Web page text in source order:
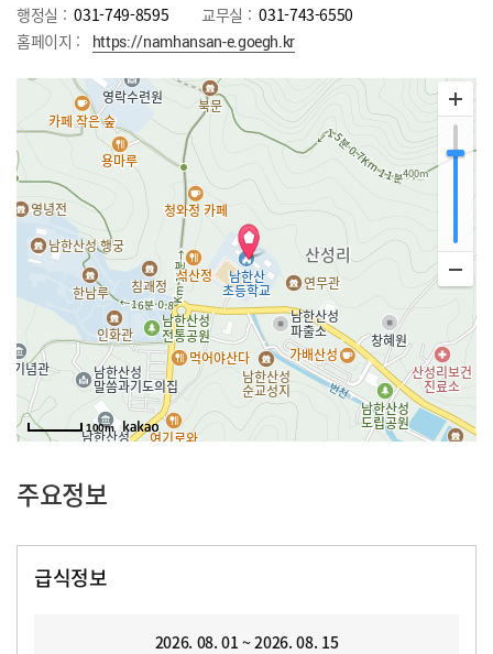
행정실 : 031-749-8595 교무실 : 031-743-6550
홈페이지 :
https://namhansan-e.goegh.kr
100m
주요정보
급식정보
2026. 08. 01 ~ 2026. 08. 15